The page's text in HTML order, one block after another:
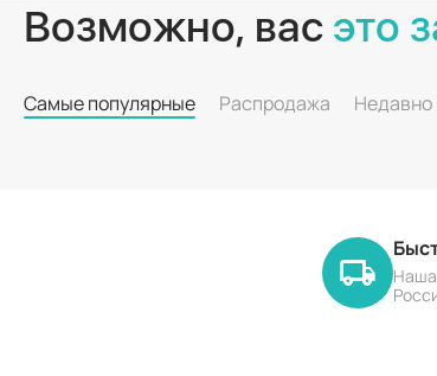
Возможно, вас это
Самые популярные Распродажа
Наша